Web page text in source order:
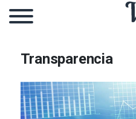
Transparencia